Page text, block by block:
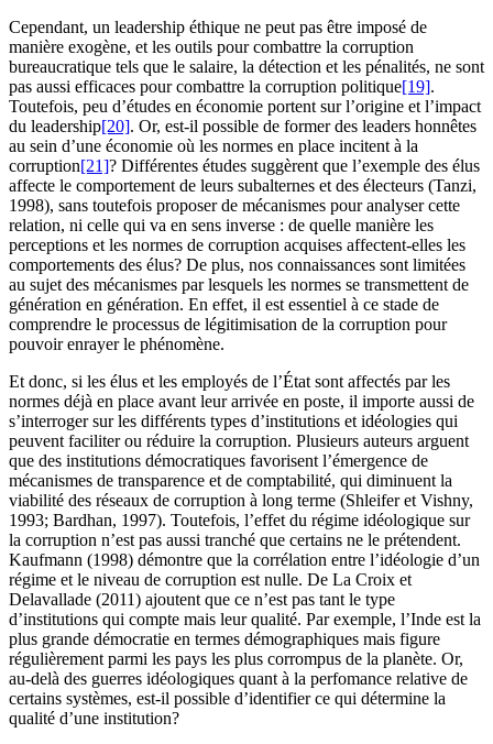
Cependant, un leadership éthique ne peut pas être imposé de
manière exogène, et les outils pour combattre la corruption
bureaucratique tels que le salaire, la détection et les pénalités, ne sont
pas aussi efficaces pour combattre la corruption politique[19].
Toutefois, peu d’études en économie portent sur l’origine et l’impact
du leadership[20]. Or, est-il possible de former des leaders honnêtes
au sein d’une économie où les normes en place incitent à la
corruption[21]? Différentes études suggèrent que l’exemple des élus
affecte le comportement de leurs subalternes et des électeurs (Tanzi,
1998), sans toutefois proposer de mécanismes pour analyser cette
relation, ni celle qui va en sens inverse : de quelle manière les
perceptions et les normes de corruption acquises affectent-elles les
comportements des élus? De plus, nos connaissances sont limitées
au sujet des mécanismes par lesquels les normes se transmettent de
génération en génération. En effet, il est essentiel à ce stade de
comprendre le processus de légitimisation de la corruption pour
pouvoir enrayer le phénomène.
Et donc, si les élus et les employés de l’État sont affectés par les
normes déjà en place avant leur arrivée en poste, il importe aussi de
s’interroger sur les différents types d’institutions et idéologies qui
peuvent faciliter ou réduire la corruption. Plusieurs auteurs arguent
que des institutions démocratiques favorisent l’émergence de
mécanismes de transparence et de comptabilité, qui diminuent la
viabilité des réseaux de corruption à long terme (Shleifer et Vishny,
1993; Bardhan, 1997). Toutefois, l’effet du régime idéologique sur
la corruption n’est pas aussi tranché que certains ne le prétendent.
Kaufmann (1998) démontre que la corrélation entre l’idéologie d’un
régime et le niveau de corruption est nulle. De La Croix et
Delavallade (2011) ajoutent que ce n’est pas tant le type
d’institutions qui compte mais leur qualité. Par exemple, l’Inde est la
plus grande démocratie en termes démographiques mais figure
régulièrement parmi les pays les plus corrompus de la planète. Or,
au-delà des guerres idéologiques quant à la perfomance relative de
certains systèmes, est-il possible d’identifier ce qui détermine la
qualité d’une institution?